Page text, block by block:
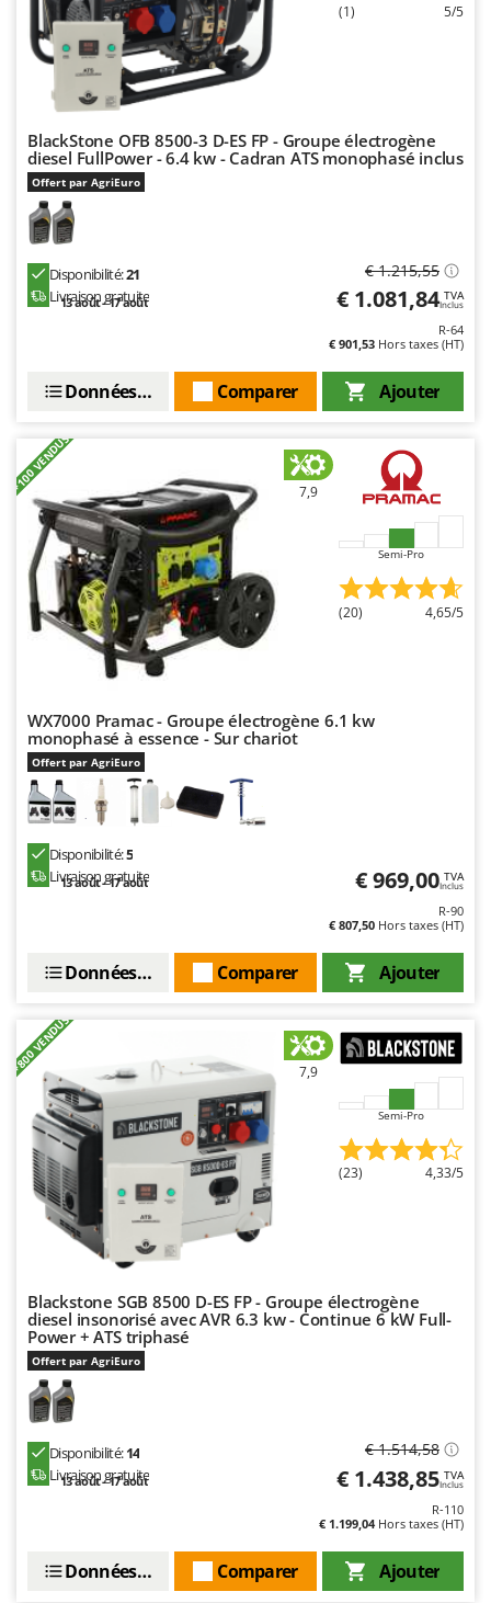
Stiga
Stocker
Sunseeker
T
Tecla
TecnoGen
Tellarini Pompe
Telwin
Tenco
Tineco
Tre Spade
Trev - Abrek - TecnoVIR
Troy-Bilt
U
Udor
Unger
Verdemax
Volpi
W
Waldner
Weber
WIDU
Wiper EcoRobot
Y
Zanon
Zephir
ZGrills
Zodiac
Zomax
(1) 5/5
BlackStone OFB 8500-3 D-ES FP - Groupe électrogène
diesel FullPower - 6.4 kw - Cadran ATS monophasé inclus
Offert par AgriEuro
Disponibilité:21
Livraison gratuite
13 août - 17 août
€ 1.215,55
€ 1.081,84 TVA
Inclus
R-64
€ 901,53 Hors taxes (HT)
Ajouter
Comparer
Données techniques
+100 VENDUS 7,9
Semi-Pro
(20) 4,65/5
WX7000 Pramac - Groupe électrogène 6.1 kw
monophasé à essence - Sur chariot
Offert par AgriEuro
Disponibilité:5
Livraison gratuite
13 août - 17 août € 969,00 TVA
Inclus
R-90
€ 807,50 Hors taxes (HT)
Ajouter
Comparer
Données techniques
+800 VENDUS 7,9
Semi-Pro
(23) 4,33/5
Blackstone SGB 8500 D-ES FP - Groupe électrogène
diesel insonorisé avec AVR 6.3 kw - Continue 6 kW Full-
Power + ATS triphasé
Offert par AgriEuro
Disponibilité:14
Livraison gratuite
13 août - 17 août
€ 1.514,58
€ 1.438,85 TVA
Inclus
R-110
€ 1.199,04Hors taxes (HT)
Ajouter
Comparer
Données techniques